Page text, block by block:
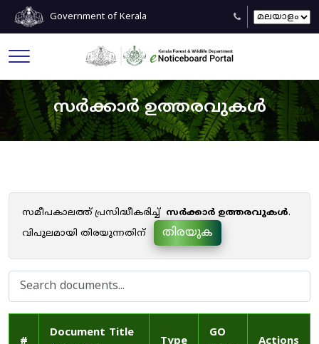
Government of Kerala
സർക്കാർ ഉത്തരവുകൾ
സമീപകാലത്ത് പ്രസിദ്ധീകരിച്ച് സർക്കാർ ഉത്തരവുകൾ.
വിപുലമായി തിരയുന്നതിന്
തിരയുക
Document Title
GO